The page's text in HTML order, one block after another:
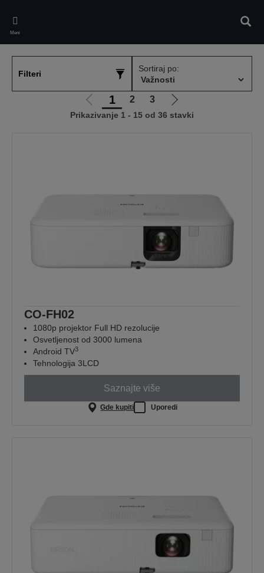
main
content
Meni
Filteri
Sortiraj po:
Idi
na
1 2 3
Idi
na
Prikazivanje 1 - 15 od 36 stavki
CO-FH02
1080p projektor Full HD rezolucije
Osvetljenost od 3000 lumena
Android TV3
Tehnologija 3LCD
Saznajte više
Gde kupiti Uporedi